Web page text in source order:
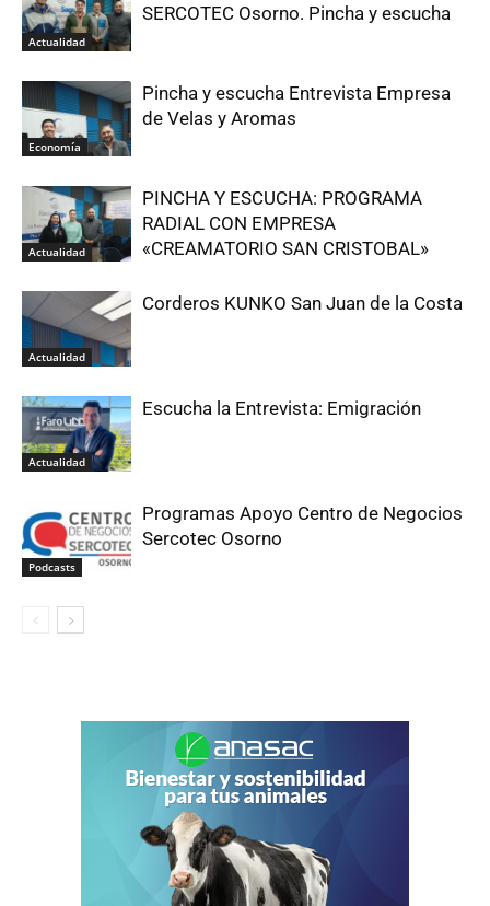
Actualidad
SERCOTEC Osorno. Pincha y escucha
Economía
Pincha y escucha Entrevista Empresa
de Velas y Aromas
Actualidad
PINCHA Y ESCUCHA: PROGRAMA
RADIAL CON EMPRESA
«CREAMATORIO SAN CRISTOBAL»
Actualidad
Corderos KUNKO San Juan de la Costa
Actualidad
Escucha la Entrevista: Emigración
Podcasts
Programas Apoyo Centro de Negocios
Sercotec Osorno